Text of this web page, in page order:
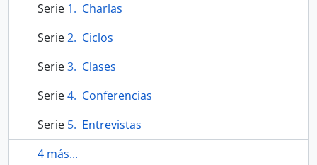
Serie
Charlas
Serie
Ciclos
Serie
Clases
Serie
Conferencias
Serie
Entrevistas
4 más...